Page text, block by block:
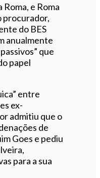
Roma, e Roma
procurador,
do BES
anualmente
que
papel
entre
ex-
admitiu que o
de
Goes e pediu
para a sua